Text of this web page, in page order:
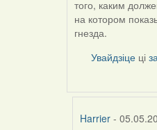
to
by
Harrier
того, каким
на котором
гнезда.
Увайдзіце ці
Harrier-